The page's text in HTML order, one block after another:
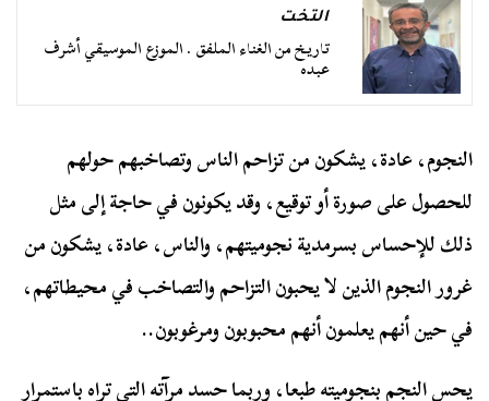
التخت
تاريخ من الغناء الملفق . الموزع الموسيقي أشرف
عبده
النجوم، عادة، يشكون من تزاحم الناس وتصاخبهم حولهم
للحصول على صورة أو توقيع، وقد يكونون في حاجة إلى مثل
ذلك للإحساس بسرمدية نجوميتهم، والناس، عادة، يشكون من
غرور النجوم الذين لا يحبون التزاحم والتصاخب في محيطاتهم،
في حين أنهم يعلمون أنهم محبوبون ومرغوبون..
يحس النجم بنجوميته طبعا، وربما حسد مرآته التي تراه باستمرار